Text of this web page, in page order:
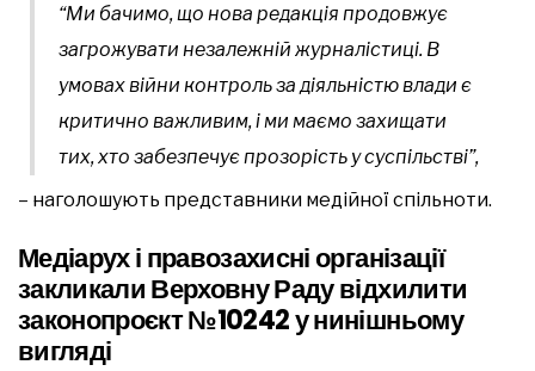
“Ми бачимо, що нова редакція продовжує
загрожувати незалежній журналістиці. В
умовах війни контроль за діяльністю влади є
критично важливим, і ми маємо захищати
тих, хто забезпечує прозорість у суспільстві”,
– наголошують представники медійної спільноти.
Медіарух і правозахисні організації
закликали Верховну Раду відхилити
законопроєкт №10242 у нинішньому
вигляді